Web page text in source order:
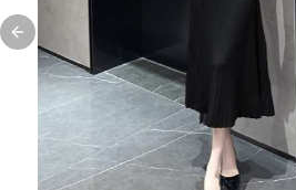
Previous slide